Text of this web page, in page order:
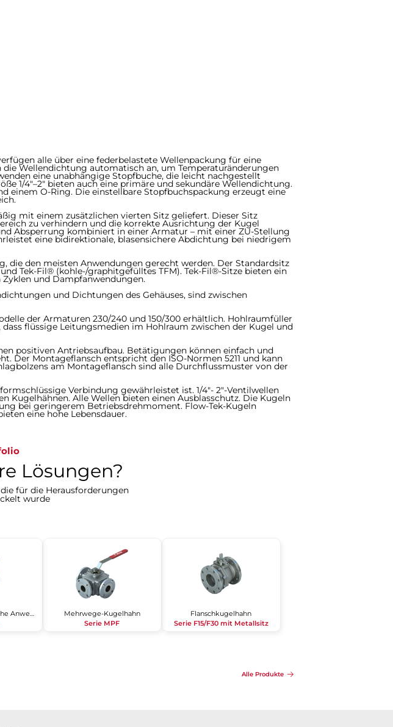
alle über eine federbelastete Wellenpackung für eine
Wellendichtung automatisch an, um Temperaturänderungen
eine unabhängige Stopfbuche, die leicht nachgestellt
1/4"–2" bieten auch eine primäre und sekundäre Wellendichtung.
einem O-Ring. Die einstellbare Stopfbuchspackung erzeugt eine
mit einem zusätzlichen vierten Sitz geliefert. Dieser Sitz
zu verhindern und die korrekte Ausrichtung der Kugel
Absperrung kombiniert in einer Armatur – mit einer ZU-Stellung
eine bidirektionale, blasensichere Abdichtung bei niedrigem
die den meisten Anwendungen gerecht werden. Der Standardsitz
Tek-Fil® (kohle-/graphitgefülltes TFM). Tek-Fil®-Sitze bieten ein
und Dampfanwendungen.
und Dichtungen des Gehäuses, sind zwischen
der Armaturen 230/240 und 150/300 erhältlich.​​​​​​​ Hohlraumfüller
flüssige Leitungsmedien im Hohlraum zwischen der Kugel und
positiven Antriebsaufbau.​​​​​​​ Betätigungen können einfach und
Der Montageflansch entspricht den ISO-Normen 5211 und kann
am Montageflansch sind alle Durchflussmuster von der
Verbindung gewährleistet ist. 1/4"- 2"-Ventilwellen
Kugelhähnen. Alle Wellen bieten einen Ausblasschutz. Die Kugeln
bei geringerem Betriebsdrehmoment. Flow-Tek-Kugeln
eine hohe Lebensdauer.
Lösungen?​​​​​​​
für die Herausforderungen
wurde​​​​​​​
Kugelhahn für kritische Anwendungen
Mehrwege-Kugelhahn
Serie MPF
Flanschkugelhahn
Serie F15/F30 mit Metallsitz
Alle Produkte